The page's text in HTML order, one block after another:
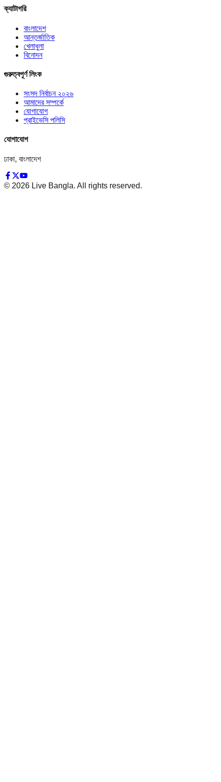
ক্যাটাগরি
বাংলাদেশ
আন্তর্জাতিক
খেলাধুলা
বিনোদন
গুরুত্বপূর্ণ লিংক
সংসদ নির্বাচন ২০২৬
আমাদের সম্পর্কে
যোগাযোগ
প্রাইভেসি পলিসি
যোগাযোগ
ঢাকা, বাংলাদেশ
© 2026 Live Bangla. All rights reserved.